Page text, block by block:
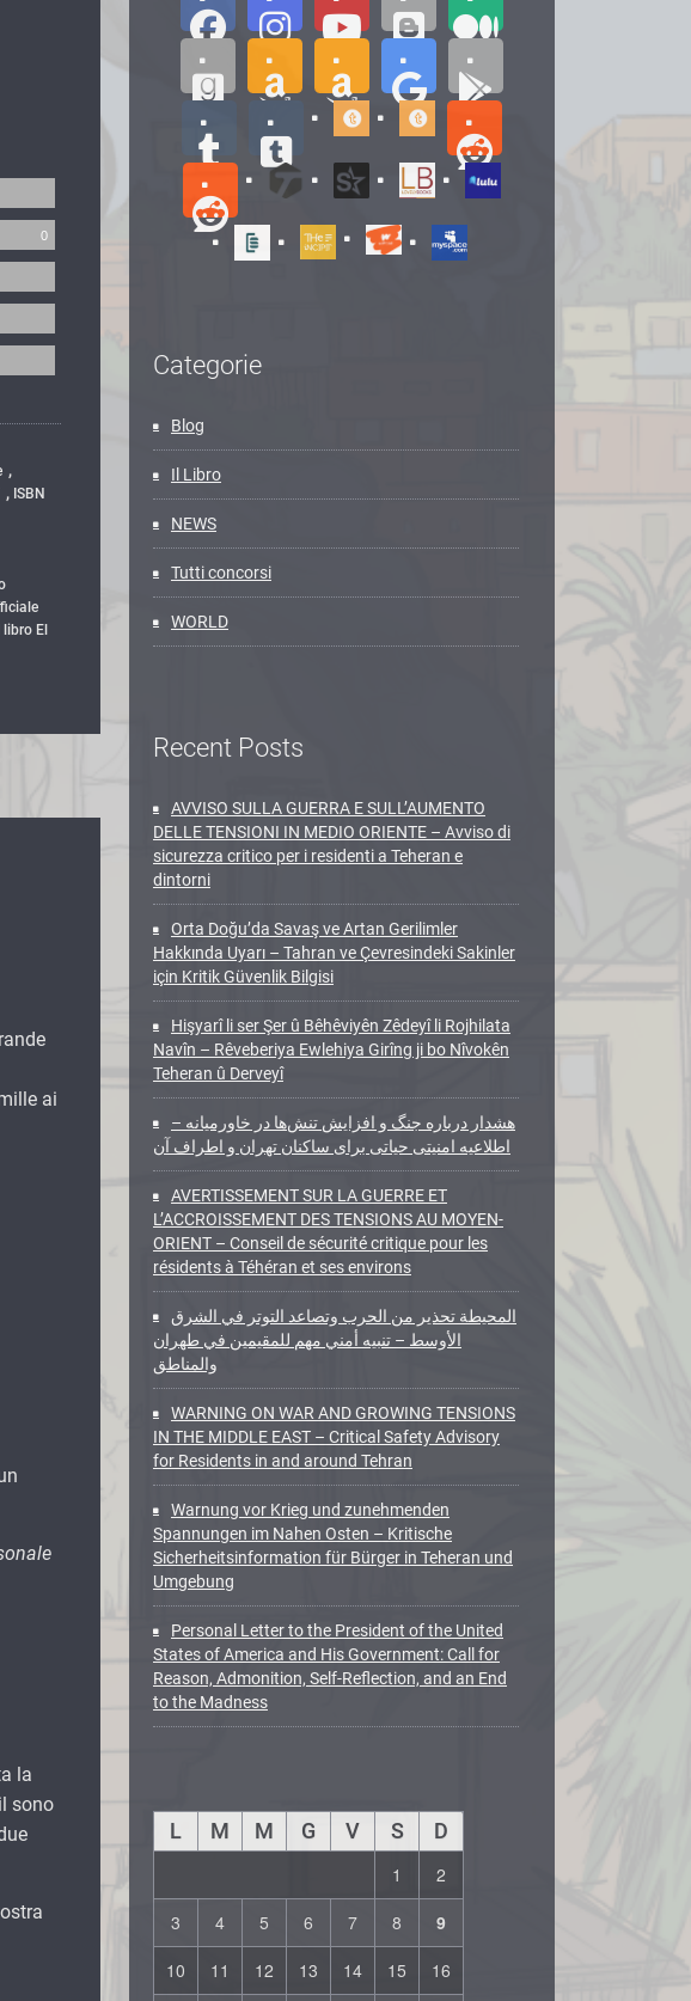
0
,
, ISBN
libro El
ai
la
sono
Categorie
Blog
Il Libro
NEWS
Tutti concorsi
WORLD
Recent Posts
AVVISO SULLA GUERRA E SULL’AUMENTO
DELLE TENSIONI IN MEDIO ORIENTE – Avviso di
sicurezza critico per i residenti a Teheran e
dintorni
Orta Doğu’da Savaş ve Artan Gerilimler
Hakkında Uyarı – Tahran ve Çevresindeki Sakinler
için Kritik Güvenlik Bilgisi
Hişyarî li ser Şer û Bêhêviyên Zêdeyî li Rojhilata
Navîn – Rêveberiya Ewlehiya Girîng ji bo Nîvokên
Teheran û Derveyî
هشدار درباره جنگ و افزایش تنش‌ها در خاورمیانه –
اطلاعیه امنیتی حیاتی برای ساکنان تهران و اطراف آن
AVERTISSEMENT SUR LA GUERRE ET
L’ACCROISSEMENT DES TENSIONS AU MOYEN-
ORIENT – Conseil de sécurité critique pour les
résidents à Téhéran et ses environs
المحيطة تحذير من الحرب وتصاعد التوتر في الشرق
الأوسط – تنبيه أمني مهم للمقيمين في طهران
والمناطق
WARNING ON WAR AND GROWING TENSIONS
IN THE MIDDLE EAST – Critical Safety Advisory
for Residents in and around Tehran
Warnung vor Krieg und zunehmenden
Spannungen im Nahen Osten – Kritische
Sicherheitsinformation für Bürger in Teheran und
Umgebung
Personal Letter to the President of the United
States of America and His Government: Call for
Reason, Admonition, Self-Reflection, and an End
to the Madness
L M M G V S D
1
2
3
4 5 6 7 8
9
10
11 12 13 14 15
16